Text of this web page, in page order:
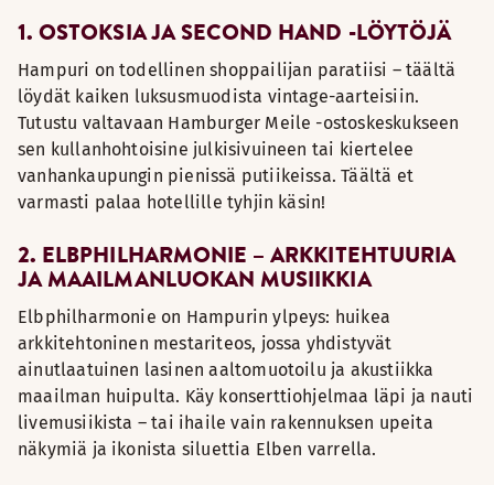
1. OSTOKSIA JA SECOND HAND -LÖYTÖJÄ
Hampuri on todellinen shoppailijan paratiisi – täältä
löydät kaiken luksusmuodista vintage-aarteisiin.
Tutustu valtavaan Hamburger Meile -ostoskeskukseen
sen kullanhohtoisine julkisivuineen tai kiertelee
vanhankaupungin pienissä putiikeissa. Täältä et
varmasti palaa hotellille tyhjin käsin!
2. ELBPHILHARMONIE – ARKKITEHTUURIA
JA MAAILMANLUOKAN MUSIIKKIA
Elbphilharmonie on Hampurin ylpeys: huikea
arkkitehtoninen mestariteos, jossa yhdistyvät
ainutlaatuinen lasinen aaltomuotoilu ja akustiikka
maailman huipulta. Käy konserttiohjelmaa läpi ja nauti
livemusiikista – tai ihaile vain rakennuksen upeita
näkymiä ja ikonista siluettia Elben varrella.